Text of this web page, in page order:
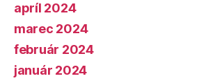
apríl 2024
marec 2024
február 2024
január 2024